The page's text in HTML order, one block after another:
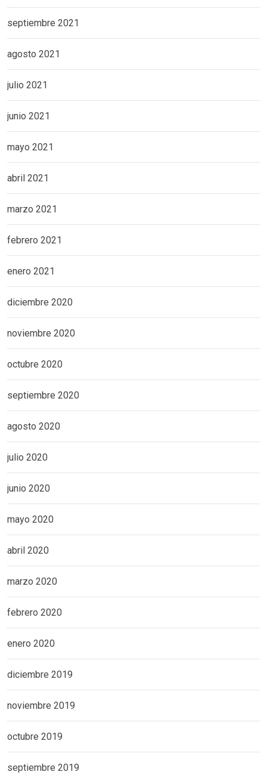
septiembre 2021
agosto 2021
julio 2021
junio 2021
mayo 2021
abril 2021
marzo 2021
febrero 2021
enero 2021
diciembre 2020
noviembre 2020
octubre 2020
septiembre 2020
agosto 2020
julio 2020
junio 2020
mayo 2020
abril 2020
marzo 2020
febrero 2020
enero 2020
diciembre 2019
noviembre 2019
octubre 2019
septiembre 2019